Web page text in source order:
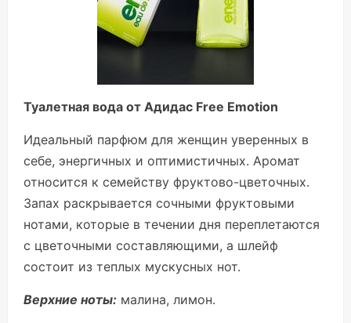
Туалетная вода от Адидас Free Emotion
Идеальный парфюм для женщин уверенных в
себе, энергичных и оптимистичных. Аромат
относится к семейству фруктово-цветочных.
Запах раскрывается сочными фруктовыми
нотами, которые в течении дня переплетаются
с цветочными составляющими, а шлейф
состоит из теплых мускусных нот.
Верхние ноты: малина, лимон.